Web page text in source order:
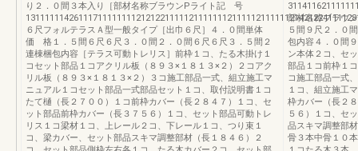
り２．０間３本入り［部材名称ブラウンPライト記 号
６尺フォルテラスＡ型一般タイプ［出巾６尺］４．０間単体
価 格１．５間６尺６尺３．０間２．０間６尺６尺３．５間２
連棟梱包内容［テラス可動トレリス］前枠１コ、たる木掛け１
コセット部品１コアクリル板（８９３×１８１３×２）２コアク
リル板（８９３×１８１３×２）３コ施工部品一式、組立施工マ
ニュアル１コセット部品一式部品セット１コ、取付説明書１コ
たて樋（長２７００）１コ前枠カバー（長２８４７）１コ、セ
ット部品前枠カバー（長３７５６）１コ、セット部品可動トレ
リス１コ梁材１コ、上レール２コ、下レール１コ、つり束１
コ、梁カバー、セット部品スキマ調整部材（長１８４６）２
部材名称ブラウ
５間９尺２．０
包内容４．０間
ン本体２コ、セ
部品１コ前枠１
コ施工部品一式
１コ、組立施工
枠カバー（長２
５６）１コ、セ
品スキマ調整部
骨３本中骨１０